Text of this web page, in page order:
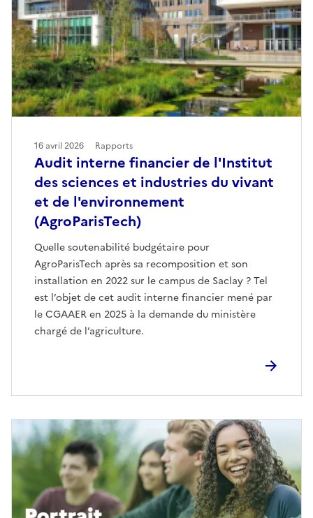
Audit interne financier de l'Institut
des sciences et industries du vivant
et de l'environnement
(AgroParisTech)
Quelle soutenabilité budgétaire pour
AgroParisTech après sa recomposition et son
installation en 2022 sur le campus de Saclay ? Tel
est l’objet de cet audit interne financier mené par
le CGAAER en 2025 à la demande du ministère
chargé de l’agriculture.
16 avril 2026 Rapports